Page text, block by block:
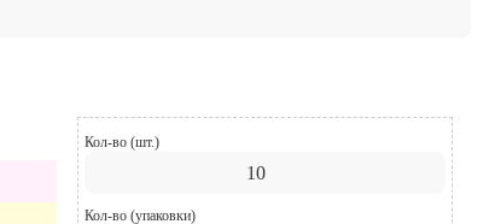
Кол-во (шт.)
Кол-во (упаковки)